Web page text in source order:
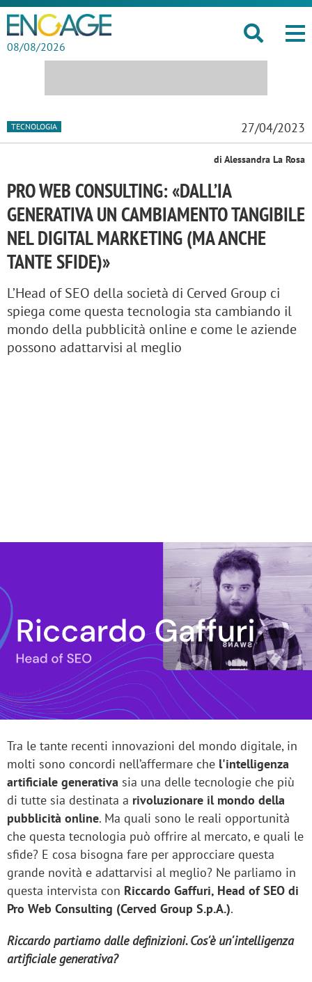
08/08/2026
TECNOLOGIA 27/04/2023
di Alessandra La Rosa
PRO WEB CONSULTING: «DALL’IA
GENERATIVA UN CAMBIAMENTO TANGIBILE
NEL DIGITAL MARKETING (MA ANCHE
TANTE SFIDE)»
L’Head of SEO della società di Cerved Group ci
spiega come questa tecnologia sta cambiando il
mondo della pubblicità online e come le aziende
possono adattarvisi al meglio
Tra le tante recenti innovazioni del mondo digitale, in
molti sono concordi nell’affermare che l'intelligenza
artificiale generativa sia una delle tecnologie che più
di tutte sia destinata a rivoluzionare il mondo della
pubblicità online. Ma quali sono le reali opportunità
che questa tecnologia può offrire al mercato, e quali le
sfide? E cosa bisogna fare per approcciare questa
grande novità e adattarvisi al meglio? Ne parliamo in
questa intervista con Riccardo Gaffuri, Head of SEO di
Pro Web Consulting (Cerved Group S.p.A.).
Riccardo partiamo dalle definizioni. Cos'è un'intelligenza
artificiale generativa?